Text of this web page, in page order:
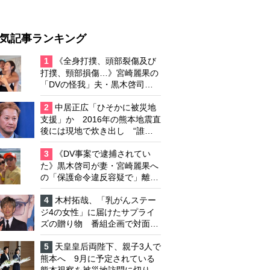
記事ランキング
1
《全身打撲、頭部裂傷及び
打撲、頸部損傷…》宮崎麗果の
「DVの怪我」夫・黒木啓司の
逮捕で始まる「夫婦の闘争」
2
中居正広「ひそかに被災地
支援」か 2016年の熊本地震直
後には現地で炊き出し “誰に
も知られなくて良い”と、むし
ろ強まる福祉活動への思い
3
《DV事案で逮捕されてい
た》黒木啓司が妻・宮崎麗果へ
の「保護命令違反容疑で」離婚
協議は「第二ステージ」へ
4
木村拓哉、「乳がんステー
ジ4の女性」に届けたサプライ
ズの贈り物 番組企画で対面し
たファンが、夢と希望を与える
心遣いに「うれしくて号泣しま
した」
5
天皇皇后両陛下、親子3人で
熊本へ 9月に予定されている